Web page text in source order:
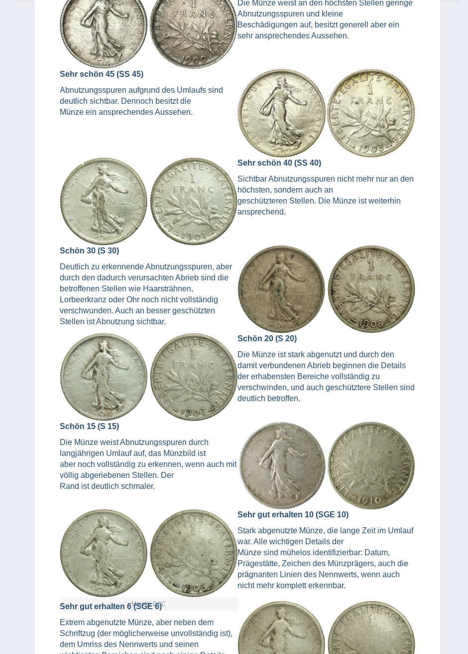
Die Münze weist an den höchsten Stellen geringe
Abnutzungsspuren und kleine
Beschädigungen auf, besitzt generell aber ein
sehr ansprechendes Aussehen.
Sehr schön 45 (SS 45)
Abnutzungsspuren aufgrund des Umlaufs sind
deutlich sichtbar. Dennoch besitzt die
Münze ein ansprechendes Aussehen.
Sehr schön 40 (SS 40)
Sichtbar Abnutzungsspuren nicht mehr nur an den
höchsten, sondern auch an
geschützteren Stellen. Die Münze ist weiterhin
ansprechend.
Schön 30 (S 30)
Deutlich zu erkennende Abnutzungsspuren, aber
durch den dadurch verursachten Abrieb sind die
betroffenen Stellen wie Haarsträhnen,
Lorbeerkranz oder Ohr noch nicht vollständig
verschwunden. Auch an besser geschützten
Stellen ist Abnutzung sichtbar.
Schön 20 (S 20)
Die Münze ist stark abgenutzt und durch den
damit verbundenen Abrieb beginnen die Details
der erhabensten Bereiche vollständig zu
verschwinden, und auch geschütztere Stellen sind
deutlich betroffen.
Schön 15 (S 15)
Die Münze weist Abnutzungsspuren durch
langjährigen Umlauf auf, das Münzbild ist
aber noch vollständig zu erkennen, wenn auch mit
völlig abgeriebenen Stellen. Der
Rand ist deutlich schmaler.
Minolta DSC
Sehr gut erhalten 10 (SGE 10)
Stark abgenutzte Münze, die lange Zeit im Umlauf
war. Alle wichtigen Details der
Münze sind mühelos identifizierbar: Datum,
Prägestätte, Zeichen des Münzprägers, auch die
prägnanten Linien des Nennwerts, wenn auch
nicht mehr komplett erkennbar.
Sehr gut erhalten 6 (SGE 6)
Extrem abgenutzte Münze, aber neben dem
Schriftzug (der möglicherweise unvollständig ist),
dem Umriss des Nennwerts und seinen